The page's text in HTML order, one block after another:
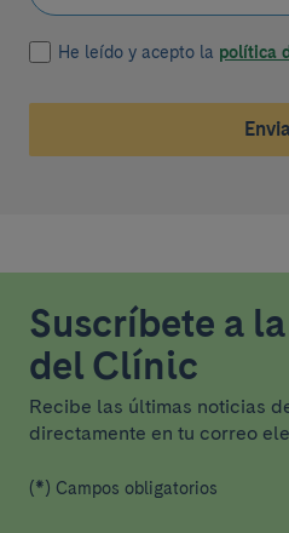
He leído y acepto la política
Suscríbete a
del Clínic
Recibe las últimas noticias
directamente en tu correo
(*) Campos obligatorios